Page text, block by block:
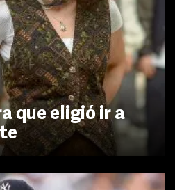
que eligió ir a